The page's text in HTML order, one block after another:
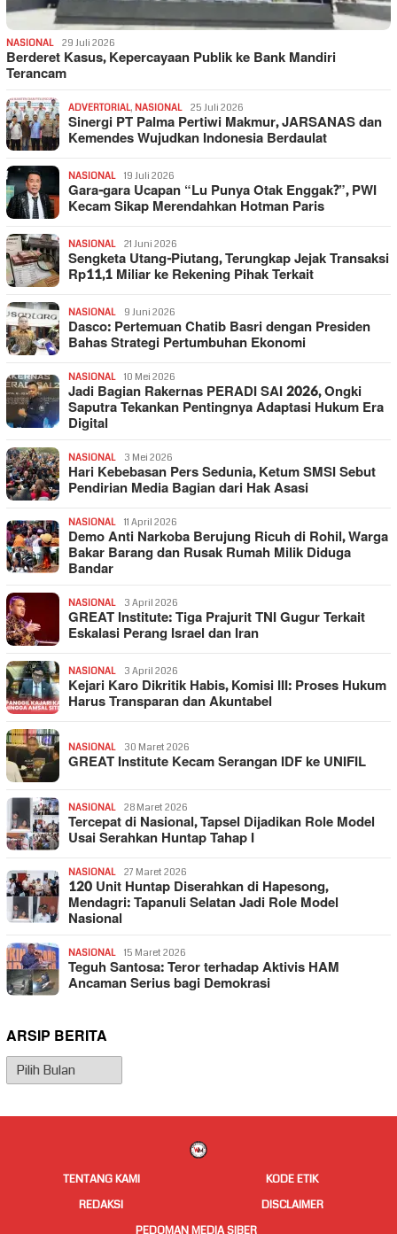
NASIONAL 29 Juli 2026
Berderet Kasus, Kepercayaan Publik ke Bank Mandiri
Terancam
ADVERTORIAL, NASIONAL 25 Juli 2026
Sinergi PT Palma Pertiwi Makmur, JARSANAS dan
Kemendes Wujudkan Indonesia Berdaulat
NASIONAL 19 Juli 2026
Gara-gara Ucapan “Lu Punya Otak Enggak?”, PWI
Kecam Sikap Merendahkan Hotman Paris
NASIONAL 21 Juni 2026
Sengketa Utang-Piutang, Terungkap Jejak Transaksi
Rp11,1 Miliar ke Rekening Pihak Terkait
NASIONAL 9 Juni 2026
Dasco: Pertemuan Chatib Basri dengan Presiden
Bahas Strategi Pertumbuhan Ekonomi
NASIONAL 10 Mei 2026
Jadi Bagian Rakernas PERADI SAI 2026, Ongki
Saputra Tekankan Pentingnya Adaptasi Hukum Era
Digital
NASIONAL 3 Mei 2026
Hari Kebebasan Pers Sedunia, Ketum SMSI Sebut
Pendirian Media Bagian dari Hak Asasi
NASIONAL 11 April 2026
Demo Anti Narkoba Berujung Ricuh di Rohil, Warga
Bakar Barang dan Rusak Rumah Milik Diduga
Bandar
NASIONAL 3 April 2026
GREAT Institute: Tiga Prajurit TNI Gugur Terkait
Eskalasi Perang Israel dan Iran
NASIONAL 3 April 2026
Kejari Karo Dikritik Habis, Komisi III: Proses Hukum
Harus Transparan dan Akuntabel
NASIONAL 30 Maret 2026
GREAT Institute Kecam Serangan IDF ke UNIFIL
NASIONAL 28 Maret 2026
Tercepat di Nasional, Tapsel Dijadikan Role Model
Usai Serahkan Huntap Tahap I
NASIONAL 27 Maret 2026
120 Unit Huntap Diserahkan di Hapesong,
Mendagri: Tapanuli Selatan Jadi Role Model
Nasional
NASIONAL 15 Maret 2026
Teguh Santosa: Teror terhadap Aktivis HAM
Ancaman Serius bagi Demokrasi
ARSIP BERITA
Arsip
Berita
TENTANG KAMI
KODE ETIK
REDAKSI
DISCLAIMER